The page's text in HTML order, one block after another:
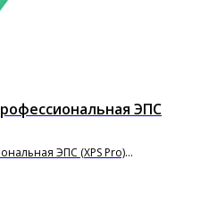
ЭПС
ЭПС (XPS Pro)